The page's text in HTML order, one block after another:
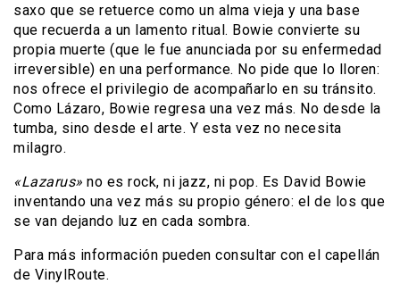
saxo que se retuerce como un alma vieja y una base
que recuerda a un lamento ritual. Bowie convierte su
propia muerte (que le fue anunciada por su enfermedad
irreversible) en una performance. No pide que lo lloren:
nos ofrece el privilegio de acompañarlo en su tránsito.
Como Lázaro, Bowie regresa una vez más. No desde la
tumba, sino desde el arte. Y esta vez no necesita
milagro.
«Lazarus» no es rock, ni jazz, ni pop. Es David Bowie
inventando una vez más su propio género: el de los que
se van dejando luz en cada sombra.
Para más información pueden consultar con el capellán
de VinylRoute.